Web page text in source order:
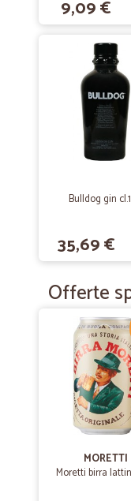
Ottimo venditore. Sono
9,09 €
Bulldog gin
35,69 €
Offerte
MORETTI
Moretti birra